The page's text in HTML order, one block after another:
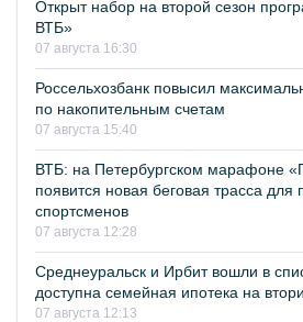
Открыт набор на второй сезон
ВТБ»
07 августа 16:30
Россельхозбанк повысил
по накопительным счетам
07 августа 15:40
ВТБ: на Петербургском марафоне
появится новая беговая трасса
спортсменов
07 августа 12:28
Среднеуральск и Ирбит вошли в
доступна семейная ипотека на
07 августа 12:13